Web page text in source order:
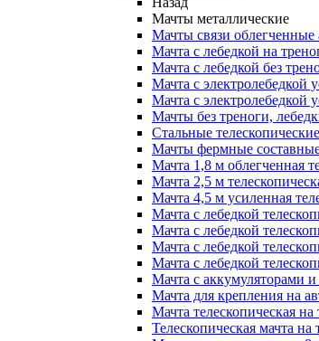
Мачты металлические
Мачты связи
Мачта с лебедкой на
Мачта с лебедкой без
Мачта с электролебедкой
Мачта с электролебедкой
Мачты без треноги,
Стальные
Мачты фермные
Мачта 1,8 м облегченная
Мачта 2,5 м
Мачта 4,5 м усиленная
Мачта с лебедкой
Мачта с лебедкой
Мачта с лебедкой
Мачта с лебедкой
Мачта с аккумуляторами
Мачта для крепления на
Мачта телескопическая
Телескопическая мачта на